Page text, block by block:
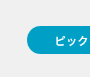
ピッ